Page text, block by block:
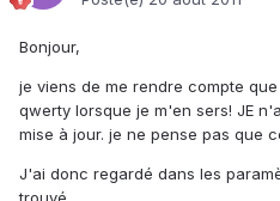
Bonjour,
je viens de me rendre compte
qwerty lorsque je m'en sers! JE
mise à jour. je ne pense pas que
J'ai donc regardé dans les